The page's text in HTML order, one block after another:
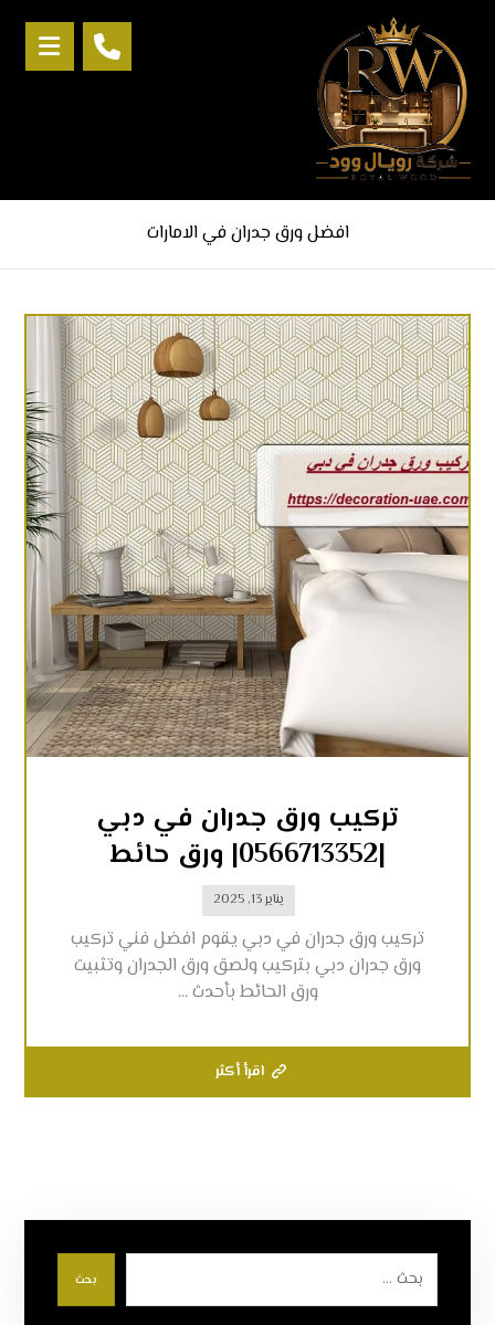
افضل ورق جدران في الامارات
تركيب ورق جدران في دبي
|0566713352| ورق حائط
يناير 13, 2025
تركيب ورق جدران في دبي يقوم افضل فني تركيب
ورق جدران دبي بتركيب ولصق ورق الجدران وتثبيت
ورق الحائط بأحدث ...
اقرأ أكثر
بحث